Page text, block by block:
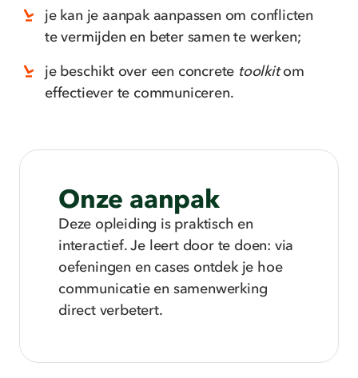
je kan je aanpak aanpassen om conflicten
te vermijden en beter samen te werken;
je beschikt over een concrete toolkitom
effectiever te communiceren.
Onze aanpak
Deze opleiding is praktisch en
interactief.Je leert door te doen: via
oefeningen en cases ontdek je hoe
communicatie en samenwerking
direct verbetert.